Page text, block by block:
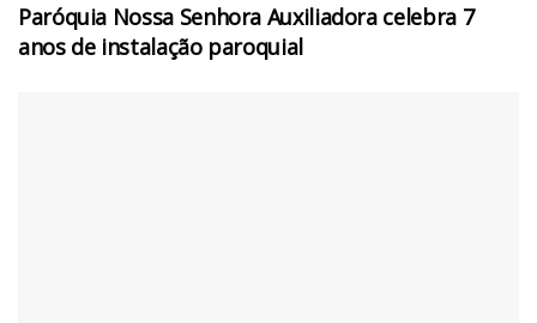
Paróquia Nossa Senhora Auxiliadora celebra 7
anos de instalação paroquial